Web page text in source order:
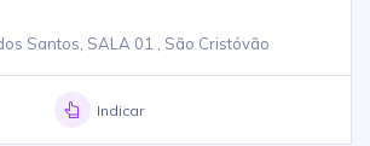
Santos, SALA 01 , São Cristóvão
Indicar